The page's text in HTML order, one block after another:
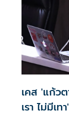
เคส 'แก้ว
เรา ไม่มีเ